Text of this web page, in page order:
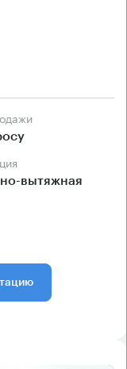
вытяжная